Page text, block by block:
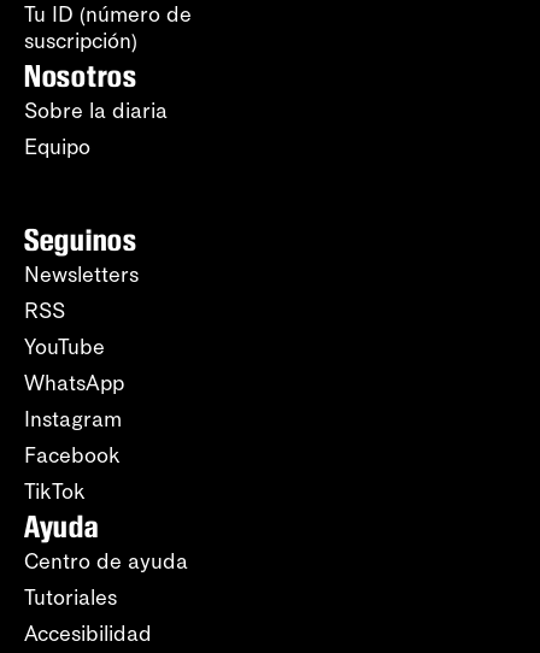
Tu ID (número de
suscripción)
Nosotros
Sobre la diaria
Equipo
Seguinos
Newsletters
RSS
YouTube
WhatsApp
Instagram
Facebook
TikTok
Ayuda
Centro de ayuda
Tutoriales
Accesibilidad